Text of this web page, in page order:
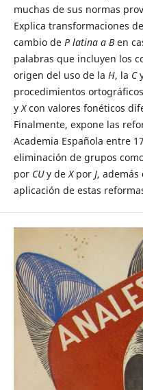
muchas de sus normas
Explica transformaciones
cambio de P latina a Ben
palabras que incluyen los
origen del uso de la H, la C
procedimientos
yXcon valores fonéticos
Finalmente, expone las
Academia Española entre
eliminación de grupos
por CUy deXpor J, además
aplicación de estas